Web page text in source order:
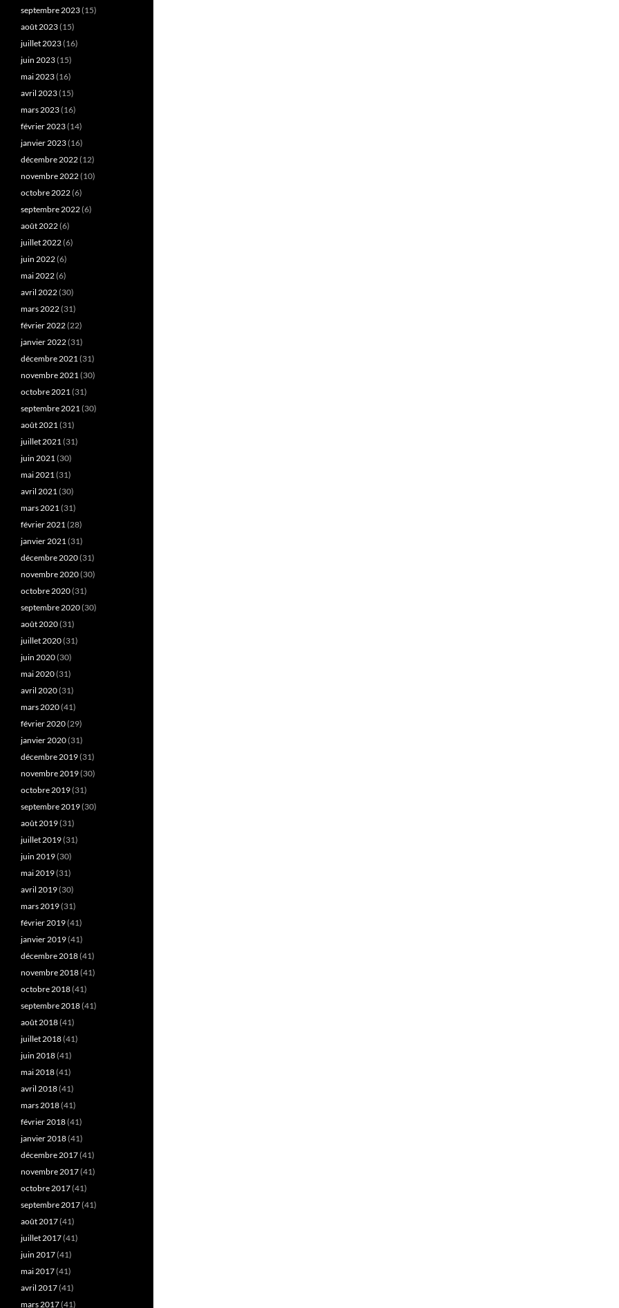
septembre 2023(15)
août 2023(15)
juillet 2023(16)
juin 2023(15)
mai 2023(16)
avril 2023(15)
mars 2023(16)
février 2023(14)
janvier 2023(16)
décembre 2022(12)
novembre 2022(10)
octobre 2022(6)
septembre 2022(6)
août 2022(6)
juillet 2022(6)
juin 2022(6)
mai 2022(6)
avril 2022(30)
mars 2022(31)
février 2022(22)
janvier 2022(31)
décembre 2021(31)
novembre 2021(30)
octobre 2021(31)
septembre 2021(30)
août 2021(31)
juillet 2021(31)
juin 2021(30)
mai 2021(31)
avril 2021(30)
mars 2021(31)
février 2021(28)
janvier 2021(31)
décembre 2020(31)
novembre 2020(30)
octobre 2020(31)
septembre 2020(30)
août 2020(31)
juillet 2020(31)
juin 2020(30)
mai 2020(31)
avril 2020(31)
mars 2020(41)
février 2020(29)
janvier 2020(31)
décembre 2019(31)
novembre 2019(30)
octobre 2019(31)
septembre 2019(30)
août 2019(31)
juillet 2019(31)
juin 2019(30)
mai 2019(31)
avril 2019(30)
mars 2019(31)
février 2019(41)
janvier 2019(41)
décembre 2018(41)
novembre 2018(41)
octobre 2018(41)
septembre 2018(41)
août 2018(41)
juillet 2018(41)
juin 2018(41)
mai 2018(41)
avril 2018(41)
mars 2018(41)
février 2018(41)
janvier 2018(41)
décembre 2017(41)
novembre 2017(41)
octobre 2017(41)
septembre 2017(41)
août 2017(41)
juillet 2017(41)
juin 2017(41)
mai 2017(41)
avril 2017(41)
mars 2017(41)